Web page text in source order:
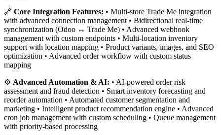
🔗 Core Integration Features: • Multi-store Trade Me integration
with advanced connection management • Bidirectional real-time
synchronization (Odoo ↔ Trade Me) • Advanced webhook
management with custom endpoints • Multi-location inventory
support with location mapping • Product variants, images, and SEO
optimization • Advanced order workflow with custom status
mapping
⚙️ Advanced Automation & AI: • AI-powered order risk
assessment and fraud detection • Smart inventory forecasting and
reorder automation • Automated customer segmentation and
marketing • Intelligent product recommendation engine • Advanced
cron job management with custom scheduling • Queue management
with priority-based processing